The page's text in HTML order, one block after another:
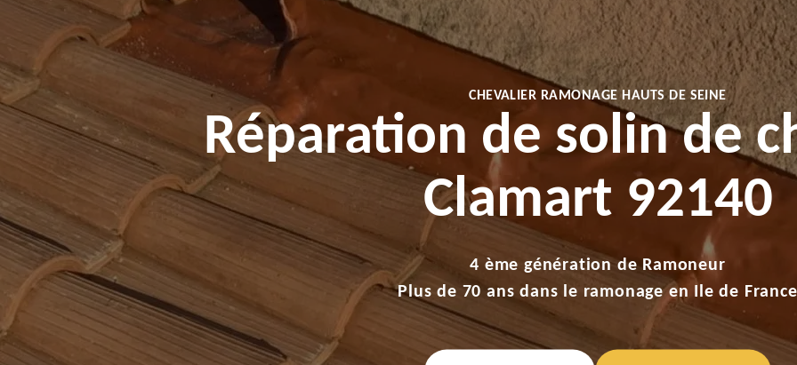
CHEVALIER RAMONAGE HAUTS DE SEINE
Réparation de solin de
Clamart 92140
4 ème génération de Ramoneur
Plus de 70 ans dans le ramonage en Ile de France